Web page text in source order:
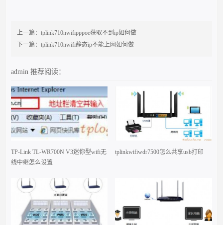
上一篇：tplink710nwifipppoe获取不到ip如何做
下一篇：tplink710nwifi静态ip不能上网如何做
admin推荐阅读：
TP-Link TL-WR700N V3迷你型wifi无
线中继怎么设置
tplinkwifiwdr7500怎么共享usb打印